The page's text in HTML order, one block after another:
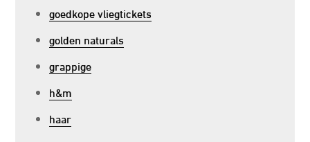
goedkope vliegtickets
golden naturals
grappige
h&m
haar